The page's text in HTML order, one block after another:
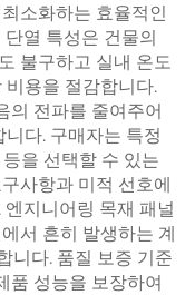
소화하는 효율적인
열 특성은 건물의
불구하고 실내 온도
용을 절감합니다.
의 전파를 줄여주어
다. 구매자는 특정
을 선택할 수 있는
사항과 미적 선호에
지니어링 목재 패널
서 흔히 발생하는 계
니다. 품질 보증 기준
품 성능을 보장하여